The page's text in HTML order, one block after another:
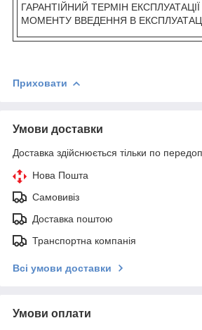
ГАРАНТІЙНИЙ ТЕРМІН
МОМЕНТУ ВВЕДЕННЯ В
Приховати
Умови доставки
Доставка здійснюється тільки по
Нова Пошта
Самовивіз
Доставка поштою
Транспортна компанія
Всі умови доставки
Умови оплати